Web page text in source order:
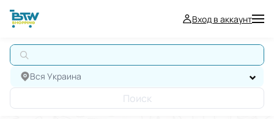
Вход в аккаунт
Вся Украина
Поиск